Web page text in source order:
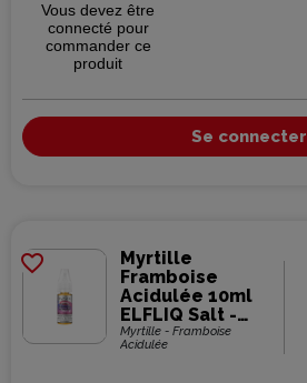
Vous devez être
connecté pour
commander ce
produit
Se connecter
favorite_border
Myrtille
Framboise
Acidulée 10ml
ELFLIQ Salt -
Elfbar (10
pièces)
Myrtille - Framboise
Acidulée